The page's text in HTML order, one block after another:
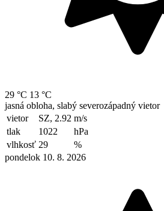
29 °C 13 °C
jasná obloha, slabý severozápadný vietor
vietor
SZ, 2.92 m/s
tlak
1022
hPa
vlhkosť 29
%
pondelok 10. 8. 2026